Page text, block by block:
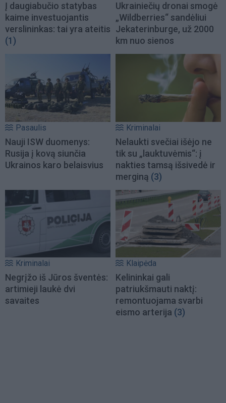
Į daugiabučio statybas
kaime investuojantis
verslininkas: tai yra ateitis
(1)
Ukrainiečių dronai smogė
„Wildberries“ sandėliui
Jekaterinburge, už 2000
km nuo sienos
Pasaulis
Nauji ISW duomenys:
Rusija į kovą siunčia
Ukrainos karo belaisvius
Kriminalai
Nelaukti svečiai išėjo ne
tik su „lauktuvėmis“: į
nakties tamsą išsivedė ir
merginą (3)
Kriminalai
Negrįžo iš Jūros šventės:
artimieji laukė dvi
savaites
Klaipėda
Kelininkai gali
patriukšmauti naktį:
remontuojama svarbi
eismo arterija (3)